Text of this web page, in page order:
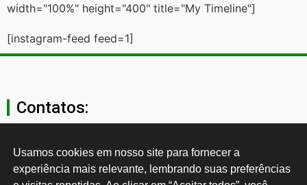
width="100%" height="400" title="My Timeline"]
[instagram-feed feed=1]
Contatos:
secgeral@ctb.org.br
11 3874-0040
Usamos cookies em nosso site para fornecer a
experiência mais relevante, lembrando suas preferências